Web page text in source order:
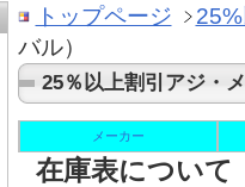
トップページ
バル）
25％以上割引アジ・
メーカー
在庫表について